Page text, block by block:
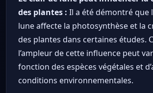
des plantes : Il a été démontré que
lune affecte la photosynthèse et la
des plantes dans certaines études.
l’ampleur de cette influence peut
fonction des espèces végétales et
conditions environnementales.